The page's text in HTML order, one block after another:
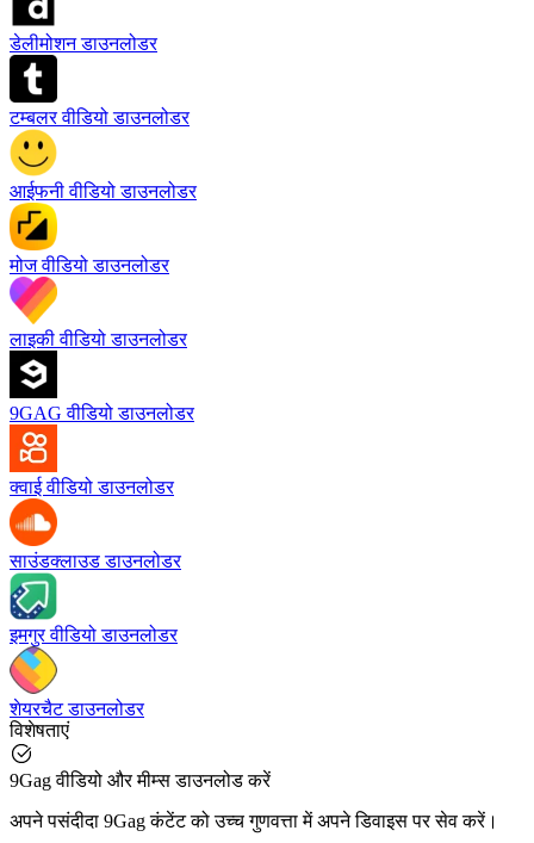
डेलीमोशन डाउनलोडर
टम्बलर वीडियो डाउनलोडर
आईफनी वीडियो डाउनलोडर
मोज वीडियो डाउनलोडर
लाइकी वीडियो डाउनलोडर
9GAG वीडियो डाउनलोडर
क्वाई वीडियो डाउनलोडर
साउंडक्लाउड डाउनलोडर
इमगुर वीडियो डाउनलोडर
शेयरचैट डाउनलोडर
विशेषताएं
9Gag वीडियो और मीम्स डाउनलोड करें
अपने पसंदीदा 9Gag कंटेंट को उच्च गुणवत्ता में अपने डिवाइस पर सेव करें।